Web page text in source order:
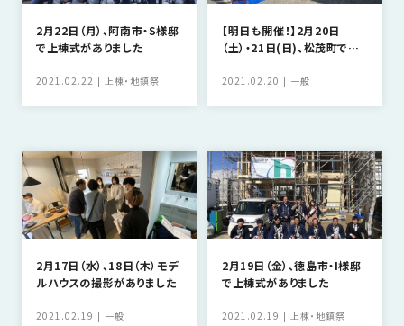
2月22日（月）、阿南市・S様邸
で上棟式がありました
2021.02.22 上棟・地鎮祭
【明日も開催！】2月20日
（土）・21日(日)、松茂町で完
2021.02.20 一般
2月17日（水）、18日（木）モデ
ルハウスの撮影がありました
2021.02.19 一般
2月19日（金）、徳島市・I様邸
で上棟式がありました
2021.02.19 上棟・地鎮祭